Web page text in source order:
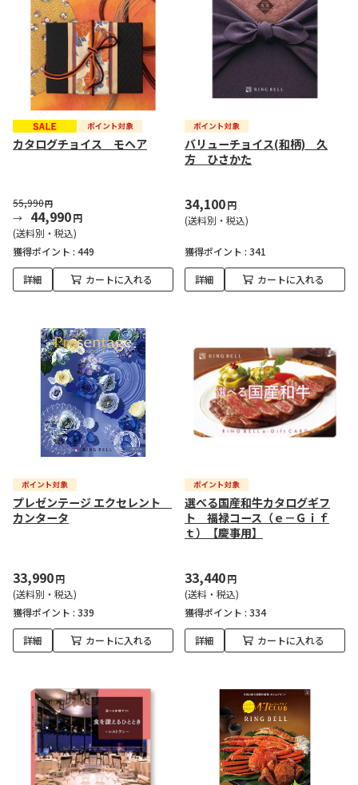
カタログチョイス モヘア
55,990円
44,990円
(送料別・税込)
獲得ポイント : 449
詳細 カートに入れる
バリューチョイス(和柄) 久
方 ひさかた
34,100円
(送料別・税込)
獲得ポイント : 341
詳細 カートに入れる
プレゼンテージ エクセレント
カンタータ
33,990円
(送料別・税込)
獲得ポイント : 339
詳細 カートに入れる
選べる国産和牛カタログギフ
ト 福禄コース（ｅ－Ｇｉｆ
ｔ）【慶事用】
33,440円
(送料・税込)
獲得ポイント : 334
詳細 カートに入れる